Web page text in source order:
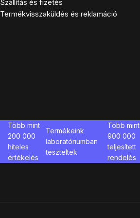
Szállítás és fizetés
Termékvisszaküldés és reklamáció
Több mint
200 000
hiteles
értékelés
Termékeink
laboratóriumban
teszteltek
Több mint
900 000
teljesített
rendelés